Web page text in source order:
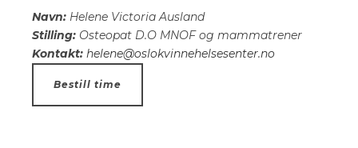
Navn: Helene Victoria Ausland
Stilling: Osteopat D.O MNOF og mammatrener
Kontakt: helene@oslokvinnehelsesenter.no
Bestill time